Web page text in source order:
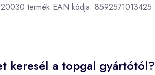
termék EAN kódja: 8592571013425
keresél a topgal gyártótól?